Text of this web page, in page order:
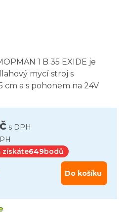
1 B 35 EXIDE je
mycí stroj s
cm a s pohonem na 24V
s DPH
získáte649bodů
Do košíku